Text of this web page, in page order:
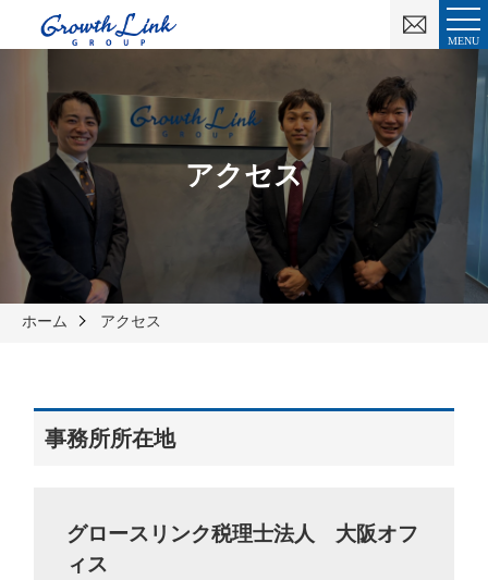
MENU
い
アクセス
ホーム アクセス
事務所所在地
グロースリンク税理士法人 大阪オフ
ィス